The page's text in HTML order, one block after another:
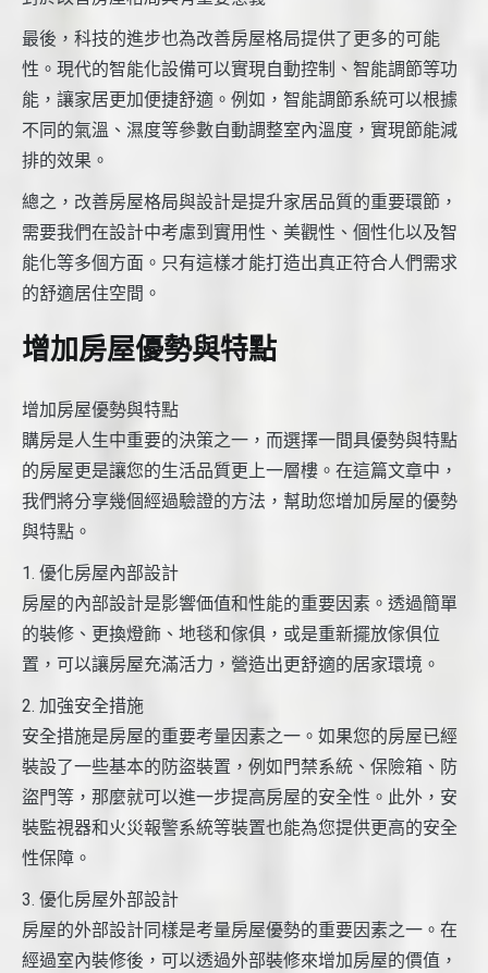
最後，科技的進步也為改善房屋格局提供了更多的可能
性。現代的智能化設備可以實現自動控制、智能調節等功
能，讓家居更加便捷舒適。例如，智能調節系統可以根據
不同的氣溫、濕度等參數自動調整室內溫度，實現節能減
排的效果。
總之，改善房屋格局與設計是提升家居品質的重要環節，
需要我們在設計中考慮到實用性、美觀性、個性化以及智
能化等多個方面。只有這樣才能打造出真正符合人們需求
的舒適居住空間。
增加房屋優勢與特點
增加房屋優勢與特點
購房是人生中重要的決策之一，而選擇一間具優勢與特點
的房屋更是讓您的生活品質更上一層樓。在這篇文章中，
我們將分享幾個經過驗證的方法，幫助您增加房屋的優勢
與特點。
1. 優化房屋內部設計
房屋的內部設計是影響価值和性能的重要因素。透過簡單
的裝修、更換燈飾、地毯和傢俱，或是重新擺放傢俱位
置，可以讓房屋充滿活力，營造出更舒適的居家環境。
2. 加強安全措施
安全措施是房屋的重要考量因素之一。如果您的房屋已經
裝設了一些基本的防盜裝置，例如門禁系統、保險箱、防
盜門等，那麼就可以進一步提高房屋的安全性。此外，安
裝監視器和火災報警系統等裝置也能為您提供更高的安全
性保障。
3. 優化房屋外部設計
房屋的外部設計同樣是考量房屋優勢的重要因素之一。在
經過室內裝修後，可以透過外部裝修來增加房屋的價值，